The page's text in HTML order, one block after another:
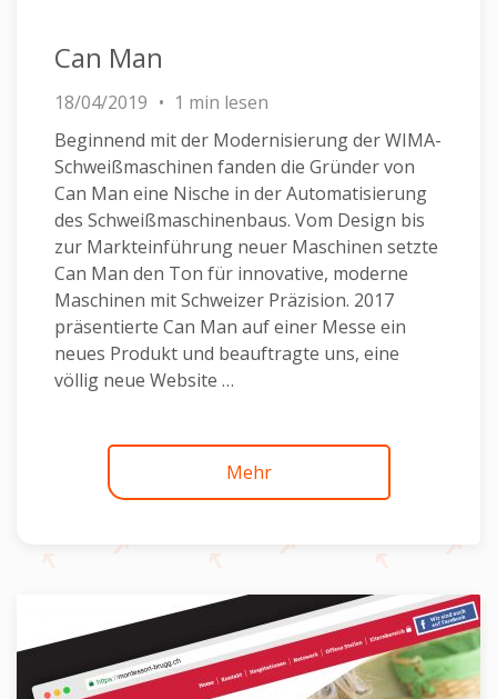
Can Man
18/04/2019
1 min lesen
Beginnend mit der Modernisierung der WIMA-
Schweißmaschinen fanden die Gründer von
Can Man eine Nische in der Automatisierung
des Schweißmaschinenbaus. Vom Design bis
zur Markteinführung neuer Maschinen setzte
Can Man den Ton für innovative, moderne
Maschinen mit Schweizer Präzision. 2017
präsentierte Can Man auf einer Messe ein
neues Produkt und beauftragte uns, eine
völlig neue Website …
Mehr